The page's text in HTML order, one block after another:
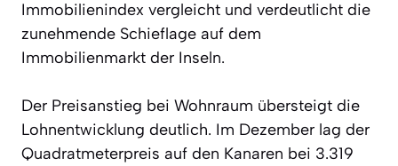
Immobilienindex vergleicht und verdeutlicht die
zunehmende Schieflage auf dem
Immobilienmarkt der Inseln.
Der Preisanstieg bei Wohnraum übersteigt die
Lohnentwicklung deutlich. Im Dezember lag der
Quadratmeterpreis auf den Kanaren bei 3.319